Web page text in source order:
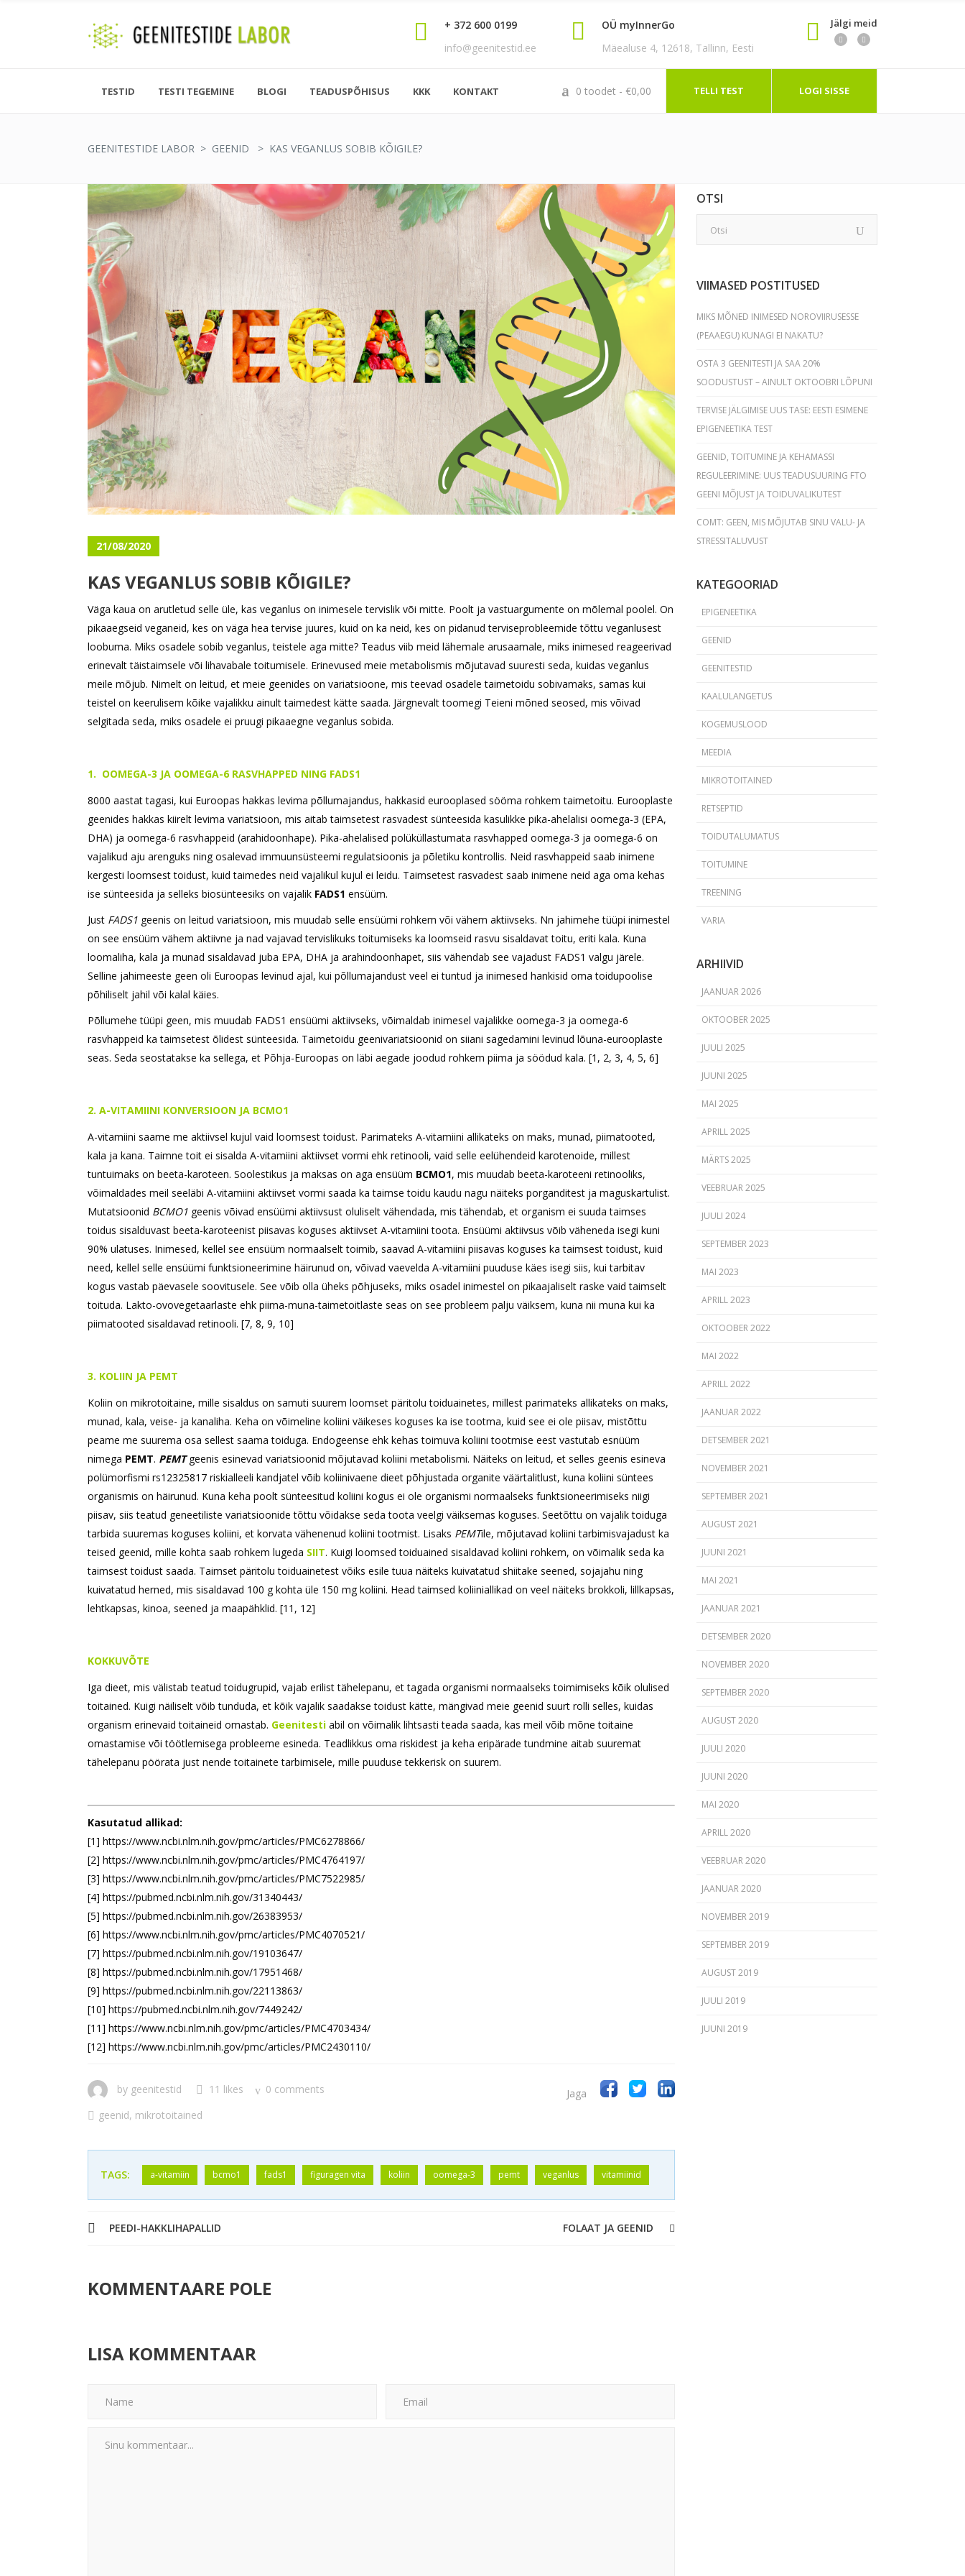
+ 372 600 0199
info@geenitestid.ee
OÜ myInnerGo
Mäealuse 4, 12618, Tallinn, Eesti
Jälgi meid
TESTID TESTI TEGEMINE BLOGI TEADUSPÕHISUS KKK KONTAKT 0 0 toodet €0,00 TELLI TEST LOGI SISSE
GEENITESTIDE LABOR > GEENID > KAS VEGANLUS SOBIB KÕIGILE?
21/08/2020
KAS VEGANLUS SOBIB KÕIGILE?
Väga kaua on arutletud selle üle, kas veganlus on inimesele tervislik või mitte. Poolt ja vastuargumente on mõlemal poolel. On
pikaaegseid veganeid, kes on väga hea tervise juures, kuid on ka neid, kes on pidanud terviseprobleemide tõttu veganlusest
loobuma. Miks osadele sobib veganlus, teistele aga mitte? Teadus viib meid lähemale arusaamale, miks inimesed reageerivad
erinevalt täistaimsele või lihavabale toitumisele. Erinevused meie metabolismis mõjutavad suuresti seda, kuidas veganlus
meile mõjub. Nimelt on leitud, et meie geenides on variatsioone, mis teevad osadele taimetoidu sobivamaks, samas kui
teistel on keerulisem kõike vajalikku ainult taimedest kätte saada. Järgnevalt toomegi Teieni mõned seosed, mis võivad
selgitada seda, miks osadele ei pruugi pikaaegne veganlus sobida.
1. OOMEGA-3 JA OOMEGA-6 RASVHAPPED NING FADS1
8000 aastat tagasi, kui Euroopas hakkas levima põllumajandus, hakkasid eurooplased sööma rohkem taimetoitu. Eurooplaste
geenides hakkas kiirelt levima variatsioon, mis aitab taimsetest rasvadest sünteesida kasulikke pika-ahelalisi oomega-3 (EPA,
DHA) ja oomega-6 rasvhappeid (arahidoonhape). Pika-ahelalised polüküllastumata rasvhapped oomega-3 ja oomega-6 on
vajalikud aju arenguks ning osalevad immuunsüsteemi regulatsioonis ja põletiku kontrollis. Neid rasvhappeid saab inimene
kergesti loomsest toidust, kuid taimedes neid vajalikul kujul ei leidu. Taimsetest rasvadest saab inimene neid aga oma kehas
ise sünteesida ja selleks biosünteesiks on vajalik FADS1 ensüüm.
Just FADS1 geenis on leitud variatsioon, mis muudab selle ensüümi rohkem või vähem aktiivseks. Nn jahimehe tüüpi inimestel
on see ensüüm vähem aktiivne ja nad vajavad tervislikuks toitumiseks ka loomseid rasvu sisaldavat toitu, eriti kala. Kuna
loomaliha, kala ja munad sisaldavad juba EPA, DHA ja arahindoonhapet, siis vähendab see vajadust FADS1 valgu järele.
Selline jahimeeste geen oli Euroopas levinud ajal, kui põllumajandust veel ei tuntud ja inimesed hankisid oma toidupoolise
põhiliselt jahil või kalal käies.
Põllumehe tüüpi geen, mis muudab FADS1 ensüümi aktiivseks, võimaldab inimesel vajalikke oomega-3 ja oomega-6
rasvhappeid ka taimsetest õlidest sünteesida. Taimetoidu geenivariatsioonid on siiani sagedamini levinud lõuna-eurooplaste
seas. Seda seostatakse ka sellega, et Põhja-Euroopas on läbi aegade joodud rohkem piima ja söödud kala. [1, 2, 3, 4, 5, 6]
2. A-VITAMIINI KONVERSIOON JA BCMO1
A-vitamiini saame me aktiivsel kujul vaid loomsest toidust. Parimateks A-vitamiini allikateks on maks, munad, piimatooted,
kala ja kana. Taimne toit ei sisalda A-vitamiini aktiivset vormi ehk retinooli, vaid selle eelühendeid karotenoide, millest
tuntuimaks on beeta-karoteen. Soolestikus ja maksas on aga ensüüm BCMO1, mis muudab beeta-karoteeni retinooliks,
võimaldades meil seeläbi A-vitamiini aktiivset vormi saada ka taimse toidu kaudu nagu näiteks porganditest ja maguskartulist.
Mutatsioonid BCMO1 geenis võivad ensüümi aktiivsust oluliselt vähendada, mis tähendab, et organism ei suuda taimses
toidus sisalduvast beeta-karoteenist piisavas koguses aktiivset A-vitamiini toota. Ensüümi aktiivsus võib väheneda isegi kuni
90% ulatuses. Inimesed, kellel see ensüüm normaalselt toimib, saavad A-vitamiini piisavas koguses ka taimsest toidust, kuid
need, kellel selle ensüümi funktsioneerimine häirunud on, võivad vaevelda A-vitamiini puuduse käes isegi siis, kui tarbitav
kogus vastab päevasele soovitusele. See võib olla üheks põhjuseks, miks osadel inimestel on pikaajaliselt raske vaid taimselt
toituda. Lakto-ovovegetaarlaste ehk piima-muna-taimetoitlaste seas on see probleem palju väiksem, kuna nii muna kui ka
piimatooted sisaldavad retinooli. [7, 8, 9, 10]
3. KOLIIN JA PEMT
Koliin on mikrotoitaine, mille sisaldus on samuti suurem loomset päritolu toiduainetes, millest parimateks allikateks on maks,
munad, kala, veise- ja kanaliha. Keha on võimeline koliini väikeses koguses ka ise tootma, kuid see ei ole piisav, mistõttu
peame me suurema osa sellest saama toiduga. Endogeense ehk kehas toimuva koliini tootmise eest vastutab esnüüm
nimega PEMT. PEMTgeenis esinevad variatsioonid mõjutavad koliini metabolismi. Näiteks on leitud, et selles geenis esineva
polümorfismi rs12325817 riskialleeli kandjatel võib koliinivaene dieet põhjustada organite väärtalitlust, kuna koliini süntees
organismis on häirunud. Kuna keha poolt sünteesitud koliini kogus ei ole organismi normaalseks funktsioneerimiseks niigi
piisav, siis teatud geneetiliste variatsioonide tõttu võidakse seda toota veelgi väiksemas koguses. Seetõttu on vajalik toiduga
tarbida suuremas koguses koliini, et korvata vähenenud koliini tootmist. Lisaks PEMTile, mõjutavad koliini tarbimisvajadust ka
teised geenid, mille kohta saab rohkem lugeda SIIT. Kuigi loomsed toiduained sisaldavad koliini rohkem, on võimalik seda ka
taimsest toidust saada. Taimset päritolu toiduainetest võiks esile tuua näiteks kuivatatud shiitake seened, sojajahu ning
kuivatatud herned, mis sisaldavad 100 g kohta üle 150 mg koliini. Head taimsed koliiniallikad on veel näiteks brokkoli, lillkapsas,
lehtkapsas, kinoa, seened ja maapähklid. [11, 12]
KOKKUVÕTE
Iga dieet, mis välistab teatud toidugrupid, vajab erilist tähelepanu, et tagada organismi normaalseks toimimiseks kõik olulised
toitained. Kuigi näiliselt võib tunduda, et kõik vajalik saadakse toidust kätte, mängivad meie geenid suurt rolli selles, kuidas
organism erinevaid toitaineid omastab. Geenitesti abil on võimalik lihtsasti teada saada, kas meil võib mõne toitaine
omastamise või töötlemisega probleeme esineda. Teadlikkus oma riskidest ja keha eripärade tundmine aitab suuremat
tähelepanu pöörata just nende toitainete tarbimisele, mille puuduse tekkerisk on suurem.
Kasutatud allikad:
[1] https://www.ncbi.nlm.nih.gov/pmc/articles/PMC6278866/
[2] https://www.ncbi.nlm.nih.gov/pmc/articles/PMC4764197/
[3] https://www.ncbi.nlm.nih.gov/pmc/articles/PMC7522985/
[4] https://pubmed.ncbi.nlm.nih.gov/31340443/
[5] https://pubmed.ncbi.nlm.nih.gov/26383953/
[6] https://www.ncbi.nlm.nih.gov/pmc/articles/PMC4070521/
[7] https://pubmed.ncbi.nlm.nih.gov/19103647/
[8] https://pubmed.ncbi.nlm.nih.gov/17951468/
[9] https://pubmed.ncbi.nlm.nih.gov/22113863/
[10] https://pubmed.ncbi.nlm.nih.gov/7449242/
[11] https://www.ncbi.nlm.nih.gov/pmc/articles/PMC4703434/
[12] https://www.ncbi.nlm.nih.gov/pmc/articles/PMC2430110/
by geenitestid 11 likes
0 comments
geenid, mikrotoitained
Jaga
TAGS: a-vitamiin bcmo1 fads1 figuragen vita koliin oomega-3 pemt veganlus vitamiinid
PEEDI-HAKKLIHAPALLID FOLAAT JA GEENID
KOMMENTAARE POLE
LISA KOMMENTAAR
OTSI
VIIMASED POSTITUSED
MIKS MÕNED INIMESED NOROVIIRUSESSE
(PEAAEGU) KUNAGI EI NAKATU?
OSTA 3 GEENITESTI JA SAA 20%
SOODUSTUST – AINULT OKTOOBRI LÕPUNI
TERVISE JÄLGIMISE UUS TASE: EESTI ESIMENE
EPIGENEETIKA TEST
GEENID, TOITUMINE JA KEHAMASSI
REGULEERIMINE: UUS TEADUSUURING FTO
GEENI MÕJUST JA TOIDUVALIKUTEST
COMT: GEEN, MIS MÕJUTAB SINU VALU- JA
STRESSITALUVUST
KATEGOORIAD
EPIGENEETIKA
GEENID
GEENITESTID
KAALULANGETUS
KOGEMUSLOOD
MEEDIA
MIKROTOITAINED
RETSEPTID
TOIDUTALUMATUS
TOITUMINE
TREENING
VARIA
ARHIIVID
JAANUAR 2026
OKTOOBER 2025
JUULI 2025
JUUNI 2025
MAI 2025
APRILL 2025
MÄRTS 2025
VEEBRUAR 2025
JUULI 2024
SEPTEMBER 2023
MAI 2023
APRILL 2023
OKTOOBER 2022
MAI 2022
APRILL 2022
JAANUAR 2022
DETSEMBER 2021
NOVEMBER 2021
SEPTEMBER 2021
AUGUST 2021
JUUNI 2021
MAI 2021
JAANUAR 2021
DETSEMBER 2020
NOVEMBER 2020
SEPTEMBER 2020
AUGUST 2020
JUULI 2020
JUUNI 2020
MAI 2020
APRILL 2020
VEEBRUAR 2020
JAANUAR 2020
NOVEMBER 2019
SEPTEMBER 2019
AUGUST 2019
JUULI 2019
JUUNI 2019